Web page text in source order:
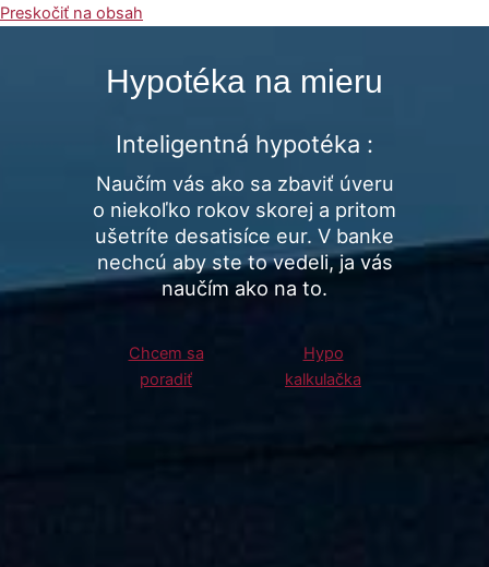
Preskočiť na obsah
Hypotéka na mieru
Inteligentná hypotéka :
Naučím vás ako sa zbaviť úveru
o niekoľko rokov skorej a pritom
ušetríte desatisíce eur. V banke
nechcú aby ste to vedeli, ja vás
naučím ako na to.
Chcem sa
poradiť
Hypo
kalkulačka